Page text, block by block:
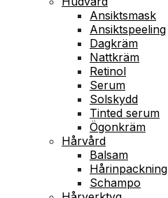
Ansiktsmask
Ansiktspeeling
Dagkräm
Nattkräm
Retinol
Serum
Solskydd
Tinted serum
Ögonkräm
Hårvård
Balsam
Hårinpackning
Schampo